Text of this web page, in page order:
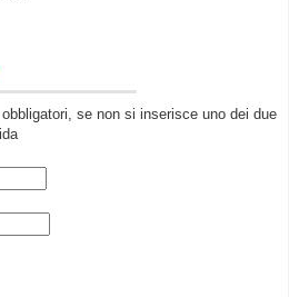
se non si inserisce uno dei due